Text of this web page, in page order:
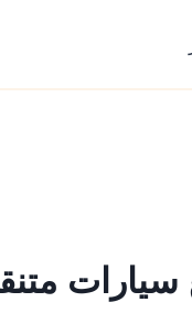
سيارات